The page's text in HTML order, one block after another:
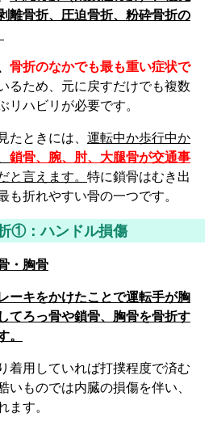
離骨折、圧迫骨折、粉砕骨折の
骨折のなかでも最も重い症状で
るため、元に戻すだけでも複数
リハビリが必要です。
たときには、 運転中か歩行中か
鎖骨、腕、肘、大腿骨が交通事
と言えます。 特に鎖骨はむき出
も折れやすい骨の一つです。
①：ハンドル損傷
・胸骨
ーキをかけたことで運転手が胸
てろっ骨や鎖骨、胸骨を骨折す
。
着用していれば打撲程度で済む
いものでは内臓の損傷を伴い、
ます。